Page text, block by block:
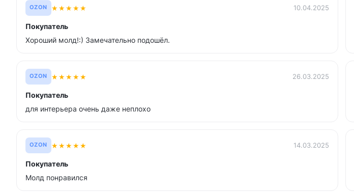
OZON ★★★★★ 10.04.2025
Покупатель
Хороший молд!:) Замечательно подошёл.
OZON ★★★★★ 26.03.2025
Покупатель
для интерьера очень даже неплохо
OZON ★★★★★ 14.03.2025
Покупатель
Молд понравился